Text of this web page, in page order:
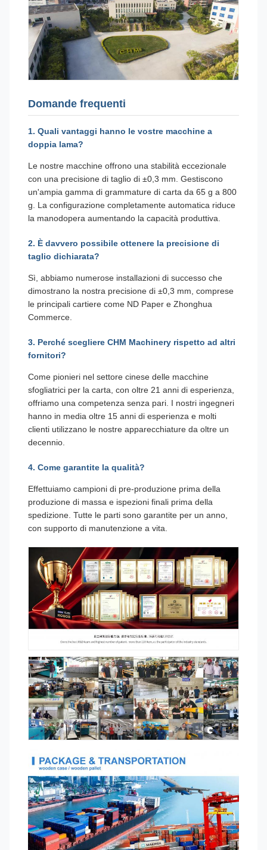
Domande frequenti
1. Quali vantaggi hanno le vostre macchine a
doppia lama?
Le nostre macchine offrono una stabilità eccezionale
con una precisione di taglio di ±0,3 mm. Gestiscono
un'ampia gamma di grammature di carta da 65 g a 800
g. La configurazione completamente automatica riduce
la manodopera aumentando la capacità produttiva.
2. È davvero possibile ottenere la precisione di
taglio dichiarata?
Sì, abbiamo numerose installazioni di successo che
dimostrano la nostra precisione di ±0,3 mm, comprese
le principali cartiere come ND Paper e Zhonghua
Commerce.
3. Perché scegliere CHM Machinery rispetto ad altri
fornitori?
Come pionieri nel settore cinese delle macchine
sfogliatrici per la carta, con oltre 21 anni di esperienza,
offriamo una competenza senza pari. I nostri ingegneri
hanno in media oltre 15 anni di esperienza e molti
clienti utilizzano le nostre apparecchiature da oltre un
decennio.
4. Come garantite la qualità?
Effettuiamo campioni di pre-produzione prima della
produzione di massa e ispezioni finali prima della
spedizione. Tutte le parti sono garantite per un anno,
con supporto di manutenzione a vita.